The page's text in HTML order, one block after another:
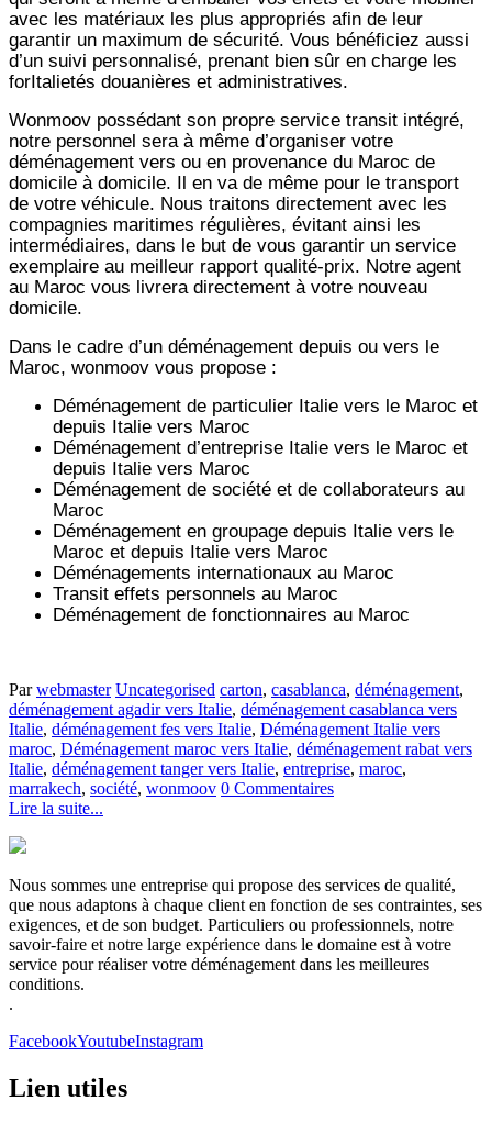
avec les matériaux les plus appropriés afin de leur
garantir un maximum de sécurité. Vous bénéficiez aussi
d’un suivi personnalisé, prenant bien sûr en charge les
forItalietés douanières et administratives.
Wonmoov possédant son propre service transit intégré,
notre personnel sera à même d’organiser votre
déménagement vers ou en provenance du Maroc de
domicile à domicile. Il en va de même pour le transport
de votre véhicule. Nous traitons directement avec les
compagnies maritimes régulières, évitant ainsi les
intermédiaires, dans le but de vous garantir un service
exemplaire au meilleur rapport qualité-prix. Notre agent
au Maroc vous livrera directement à votre nouveau
domicile.
Dans le cadre d’un déménagement depuis ou vers le
Maroc, wonmoov vous propose :
Déménagement de particulier Italie vers le Maroc et
depuis Italie vers Maroc
Déménagement d’entreprise Italie vers le Maroc et
depuis Italie vers Maroc
Déménagement de société et de collaborateurs au
Maroc
Déménagement en groupage depuis Italie vers le
Maroc et depuis Italie vers Maroc
Déménagements internationaux au Maroc
Transit effets personnels au Maroc
Déménagement de fonctionnaires au Maroc
Parwebmaster Uncategorised carton, casablanca, déménagement,
déménagement agadir vers Italie, déménagement casablanca vers
Italie, déménagement fes vers Italie, Déménagement Italie vers
maroc, Déménagement maroc vers Italie, déménagement rabat vers
Italie, déménagement tanger vers Italie, entreprise, maroc,
marrakech, société, wonmoov 0 Commentaires
Lire la suite...
Nous sommes une entreprise qui propose des services de qualité,
que nous adaptons à chaque client en fonction de ses contraintes, ses
exigences, et de son budget. Particuliers ou professionnels, notre
savoir-faire et notre large expérience dans le domaine est à votre
service pour réaliser votre déménagement dans les meilleures
conditions.
.
FacebookYoutubeInstagram
Lien utiles